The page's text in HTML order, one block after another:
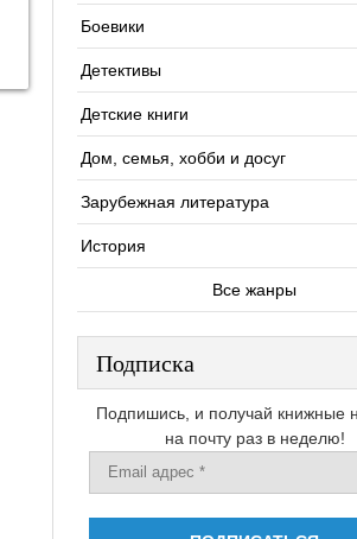
Боевики
Детективы
Детские книги
Дом, семья, хобби и досуг
Зарубежная литература
История
Все жанры
Подписка
Подпишись, и получай книжные
на почту раз в неделю!